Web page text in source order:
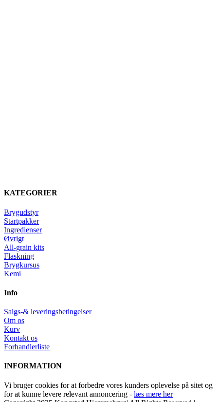
KATEGORIER
Brygudstyr
Startpakker
Ingredienser
Øvrigt
All-grain kits
Flaskning
Brygkursus
Kemi
Info
Salgs-& leveringsbetingelser
Om os
Kurv
Kontakt os
Forhandlerliste
INFORMATION
Vi bruger cookies for at forbedre vores kunders oplevelse på sitet og
for at kunne levere relevant annoncering - læs mere her